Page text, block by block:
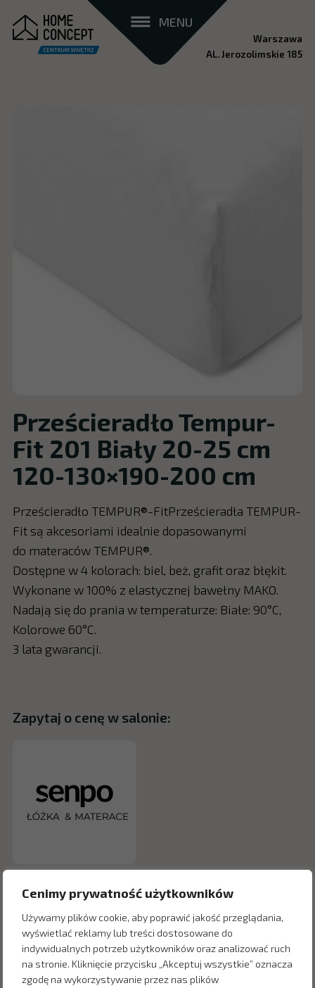
Cenimy prywatność użytkowników
Używamy plików cookie, aby poprawić jakość przeglądania,
wyświetlać reklamy lub treści dostosowane do
indywidualnych potrzeb użytkowników oraz analizować ruch
na stronie. Kliknięcie przycisku „Akceptuj wszystkie” oznacza
zgodę na wykorzystywanie przez nas plików
MENU
Warszawa
AL. Jerozolimskie 185
Prześcieradło Tempur-
Fit 201 Biały 20-25 cm
120-130×190-200 cm
Prześcieradło TEMPUR®-FitPrześcieradła TEMPUR-
Fit są akcesoriami idealnie dopasowanymi
do materaców TEMPUR®.
Dostępne w 4 kolorach: biel, beż, grafit oraz błękit.
Wykonane w 100% z elastycznej bawełny MAKO.
Nadają się do prania w temperaturze: Białe: 90°C,
Kolorowe 60°C.
3 lata gwarancji.
Zapytaj o cenę w salonie: